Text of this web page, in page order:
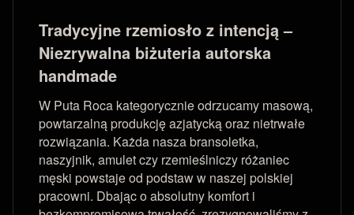
Tradycyjne rzemiosło z intencją –
Niezrywalna biżuteria autorska
handmade
W Puta Roca kategorycznie odrzucamy masową,
powtarzalną produkcję azjatycką oraz nietrwałe
rozwiązania. Każda nasza bransoletka,
naszyjnik, amulet czy rzemieślniczy różaniec
męski powstaje od podstaw w naszej polskiej
pracowni. Dbając o absolutny komfort i